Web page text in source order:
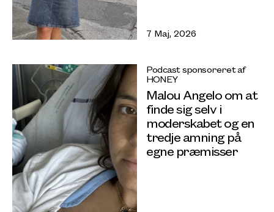
7 Maj, 2026
Podcast sponsoreret af
HONEY
Malou Angelo om at
finde sig selv i
moderskabet og en
tredje amning på
egne præmisser